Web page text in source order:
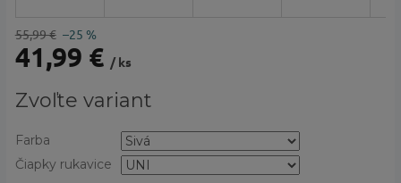
55,99 € –25 %
41,99 € / ks
cena:
Zvoľte variant
Farba
Čiapky rukavice